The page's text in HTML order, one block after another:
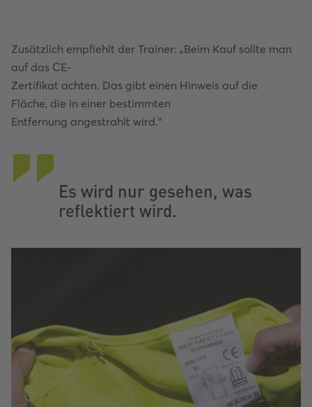
Zusätzlich empfiehlt der Trainer: „Beim Kauf sollte man
auf das CE-
Zertifikat achten. Das gibt einen Hinweis auf die
Fläche, die in einer bestimmten
Entfernung angestrahlt wird.“
Es wird nur gesehen, was
reflektiert wird.